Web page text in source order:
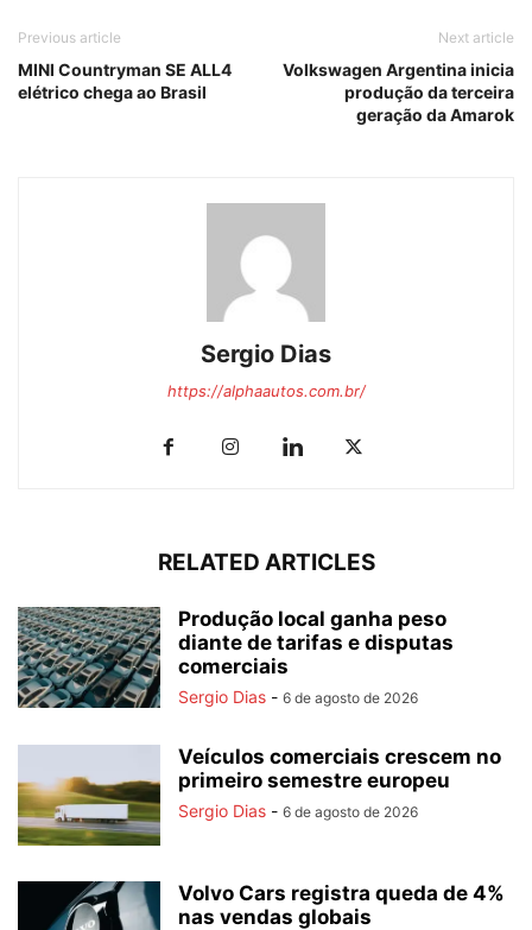
Previous article
MINI Countryman SE ALL4
elétrico chega ao Brasil
Next article
Volkswagen Argentina inicia
produção da terceira
geração da Amarok
Sergio Dias
https://alphaautos.com.br/
RELATED ARTICLES
Produção local ganha peso
diante de tarifas e disputas
comerciais
Sergio Dias - 6 de agosto de 2026
Veículos comerciais crescem no
primeiro semestre europeu
Sergio Dias - 6 de agosto de 2026
Volvo Cars registra queda de 4%
nas vendas globais